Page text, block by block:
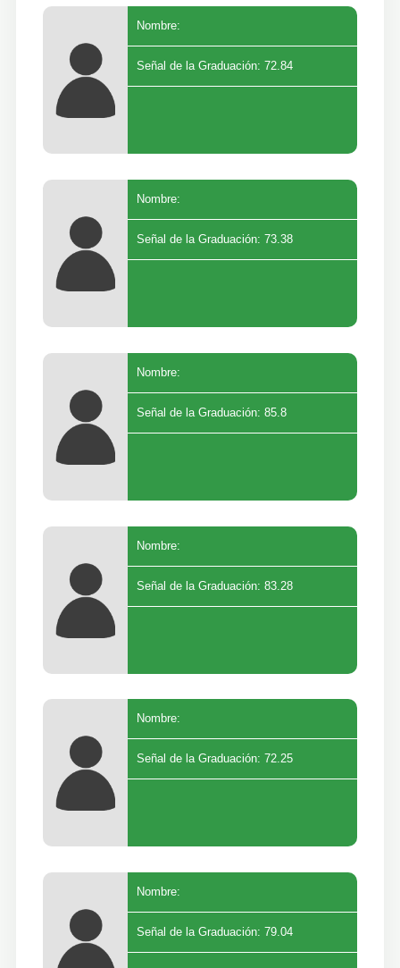
Nombre:
Señal de la Graduación: 72.84
Nombre:
Señal de la Graduación: 73.38
Nombre:
Señal de la Graduación: 85.8
Nombre:
Señal de la Graduación: 83.28
Nombre:
Señal de la Graduación: 72.25
Nombre:
Señal de la Graduación: 79.04